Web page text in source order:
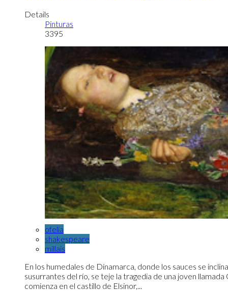
Details
Pinturas
3395
ofelia
shakespeare
millais
En los humedales de Dinamarca, donde los sauces se
susurrantes del río, se teje la tragedia de una joven llamada
comienza en el castillo de Elsinor,...